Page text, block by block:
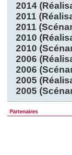
2014
2011
2011
2010
2010
2006
2006
2005
2005
Partenaires